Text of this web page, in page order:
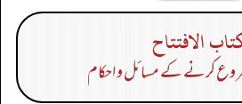
الافتتاح
کرنے کے مسائل و احکام